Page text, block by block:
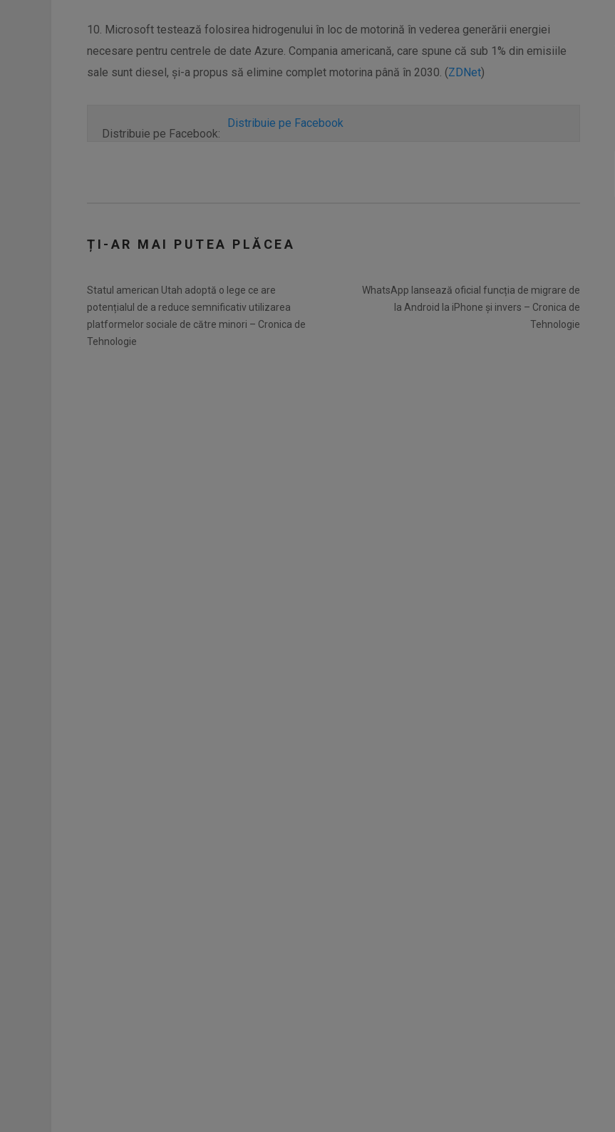
10. Microsoft testează folosirea hidrogenului în loc de motorină în vederea generării energiei
necesare pentru centrele de date Azure. Compania americană, care spune că sub 1% din emisiile
sale sunt diesel, și-a propus să elimine complet motorina până în 2030. (ZDNet)
Distribuie pe Facebook:
Distribuie pe Facebook
ȚI-AR MAI PUTEA PLĂCEA
Statul american Utah adoptă o lege ce are
potențialul de a reduce semnificativ utilizarea
platformelor sociale de către minori – Cronica de
Tehnologie
WhatsApp lansează oficial funcția de migrare de
la Android la iPhone și invers – Cronica de
Tehnologie